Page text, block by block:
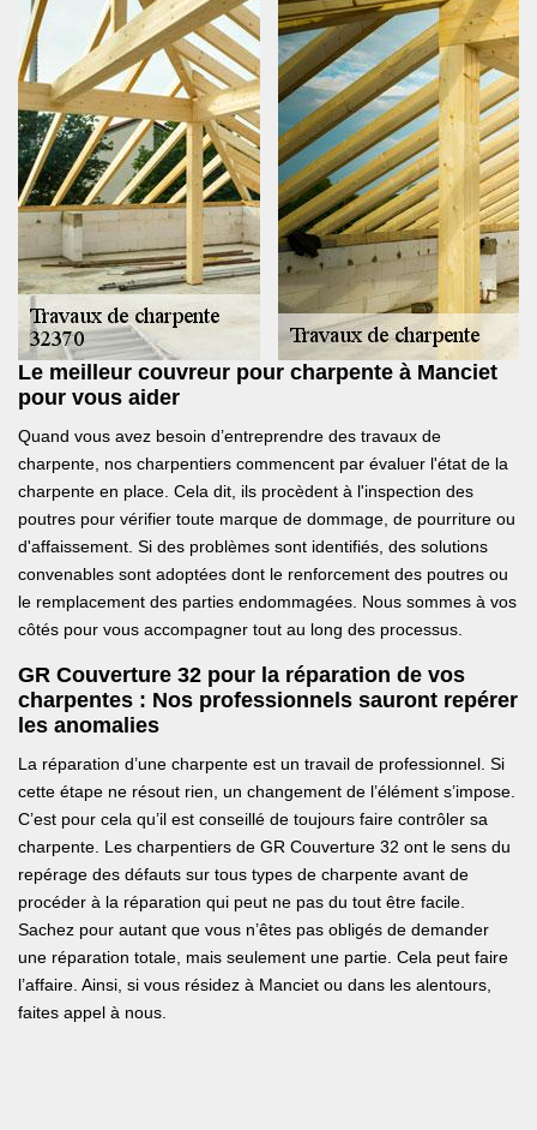
Le meilleur couvreur pour charpente à Manciet
pour vous aider
Quand vous avez besoin d’entreprendre des travaux de
charpente, nos charpentiers commencent par évaluer l'état de la
charpente en place. Cela dit, ils procèdent à l'inspection des
poutres pour vérifier toute marque de dommage, de pourriture ou
d'affaissement. Si des problèmes sont identifiés, des solutions
convenables sont adoptées dont le renforcement des poutres ou
le remplacement des parties endommagées. Nous sommes à vos
côtés pour vous accompagner tout au long des processus.
GR Couverture 32 pour la réparation de vos
charpentes : Nos professionnels sauront repérer
les anomalies
La réparation d’une charpente est un travail de professionnel. Si
cette étape ne résout rien, un changement de l’élément s’impose.
C’est pour cela qu’il est conseillé de toujours faire contrôler sa
charpente. Les charpentiers de GR Couverture 32 ont le sens du
repérage des défauts sur tous types de charpente avant de
procéder à la réparation qui peut ne pas du tout être facile.
Sachez pour autant que vous n’êtes pas obligés de demander
une réparation totale, mais seulement une partie. Cela peut faire
l’affaire. Ainsi, si vous résidez à Manciet ou dans les alentours,
faites appel à nous.